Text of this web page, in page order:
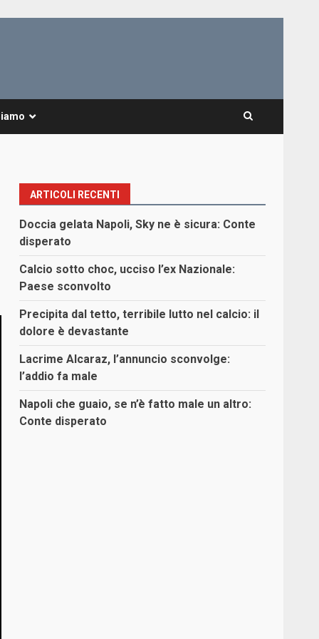
ARTICOLI RECENTI
Doccia gelata Napoli, Sky ne è sicura: Conte
disperato
Calcio sotto choc, ucciso l’ex Nazionale:
Paese sconvolto
Precipita dal tetto, terribile lutto nel calcio: il
dolore è devastante
Lacrime Alcaraz, l’annuncio sconvolge:
l’addio fa male
Napoli che guaio, se n’è fatto male un altro:
Conte disperato